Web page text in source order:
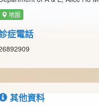
地圖
症電話
其他資料